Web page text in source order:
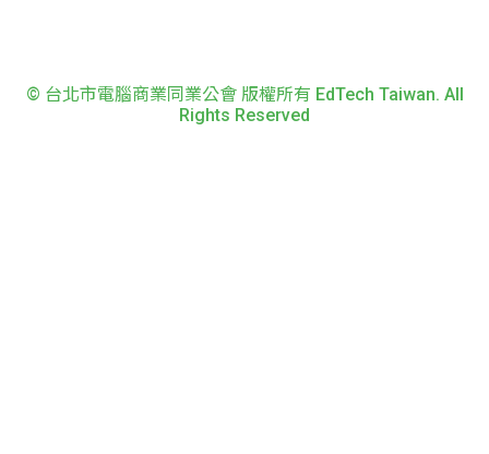
© 台北市電腦商業同業公會 版權所有 EdTech Taiwan. All
Rights Reserved